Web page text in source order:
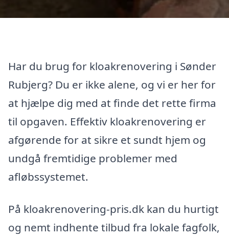
Har du brug for kloakrenovering i Sønder
Rubjerg? Du er ikke alene, og vi er her for
at hjælpe dig med at finde det rette firma
til opgaven. Effektiv kloakrenovering er
afgørende for at sikre et sundt hjem og
undgå fremtidige problemer med
afløbssystemet.
På kloakrenovering-pris.dk kan du hurtigt
og nemt indhente tilbud fra lokale fagfolk,